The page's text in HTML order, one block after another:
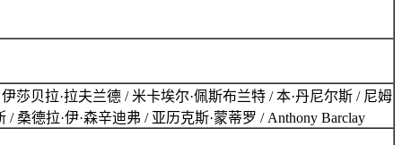
莎贝拉·拉夫兰德 / 米卡埃尔·佩斯布兰特 / 本·丹尼尔斯 / 尼姆
桑德拉·伊·森辛迪弗 / 亚历克斯·蒙蒂罗 / Anthony Barclay